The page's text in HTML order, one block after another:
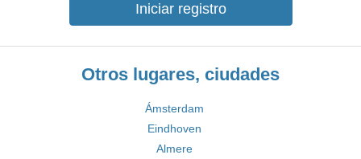
Iniciar registro
Otros lugares, ciudades
Ámsterdam
Eindhoven
Almere